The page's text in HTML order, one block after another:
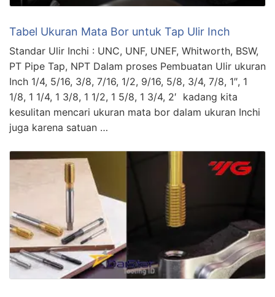
Tabel Ukuran Mata Bor untuk Tap Ulir Inch
Standar Ulir Inchi : UNC, UNF, UNEF, Whitworth, BSW,
PT Pipe Tap, NPT Dalam proses Pembuatan Ulir ukuran
Inch 1/4, 5/16, 3/8, 7/16, 1/2, 9/16, 5/8, 3/4, 7/8, 1″, 1
1/8, 1 1/4, 1 3/8, 1 1/2, 1 5/8, 1 3/4, 2′ kadang kita
kesulitan mencari ukuran mata bor dalam ukuran Inchi
juga karena satuan …